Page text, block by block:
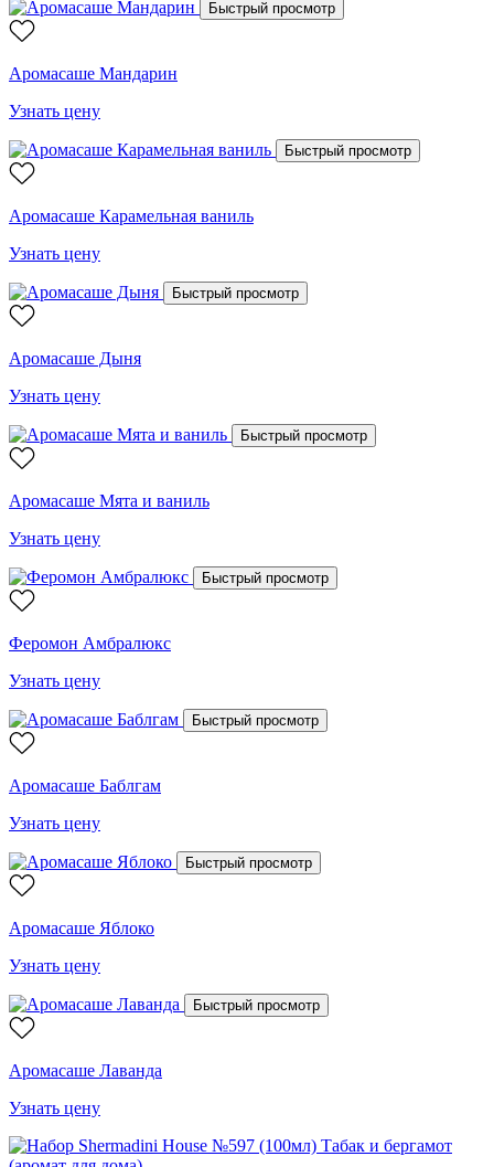
Быстрый просмотр
Аромасаше Мандарин
Узнать цену
Быстрый просмотр
Аромасаше Карамельная ваниль
Узнать цену
Быстрый просмотр
Аромасаше Дыня
Узнать цену
Быстрый просмотр
Аромасаше Мята и ваниль
Узнать цену
Быстрый просмотр
Феромон Амбралюкс
Узнать цену
Быстрый просмотр
Аромасаше Баблгам
Узнать цену
Быстрый просмотр
Аромасаше Яблоко
Узнать цену
Быстрый просмотр
Аромасаше Лаванда
Узнать цену